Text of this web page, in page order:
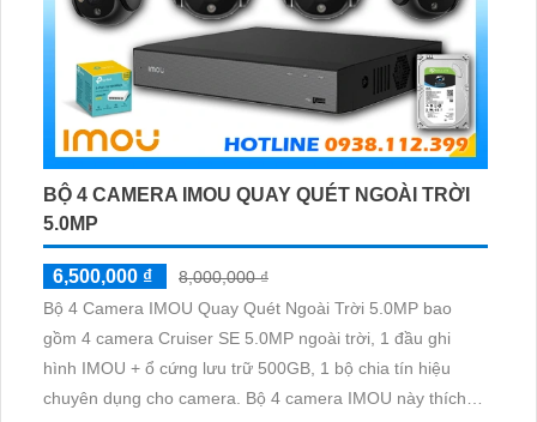
BỘ 4 CAMERA IMOU QUAY QUÉT NGOÀI TRỜI
5.0MP
6,500,000 ₫
8,000,000 ₫
Bộ 4 Camera IMOU Quay Quét Ngoài Trời 5.0MP bao
gồm 4 camera Cruiser SE 5.0MP ngoài trời, 1 đầu ghi
hình IMOU + ổ cứng lưu trữ 500GB, 1 bộ chia tín hiệu
chuyên dụng cho camera. Bộ 4 camera IMOU này thích